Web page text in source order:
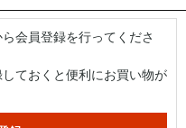
会員登録を行ってくださ
ておくと便利にお買い物が